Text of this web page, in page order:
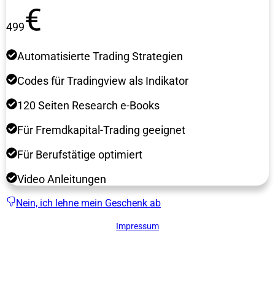
499€
Automatisierte Trading Strategien
Codes für Tradingview als Indikator
120 Seiten Research e-Books
Für Fremdkapital-Trading geeignet
Für Berufstätige optimiert
Video Anleitungen
Nein, ich lehne mein Geschenk ab
Impressum